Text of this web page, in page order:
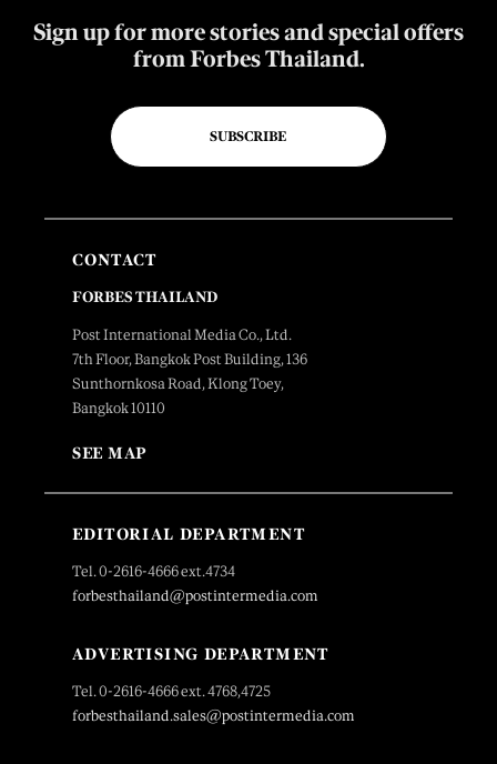
Sign up for more stories and special offers
from Forbes Thailand.
SUBSCRIBE
CONTACT
FORBES THAILAND
Post International Media Co., Ltd.
7th Floor, Bangkok Post Building, 136
Sunthornkosa Road, Klong Toey,
Bangkok 10110
SEE MAP
EDITORIAL DEPARTMENT
Tel. 0-2616-4666 ext.4734
forbesthailand@postintermedia.com
ADVERTISING DEPARTMENT
Tel. 0-2616-4666 ext. 4768,4725
forbesthailand.sales@postintermedia.com